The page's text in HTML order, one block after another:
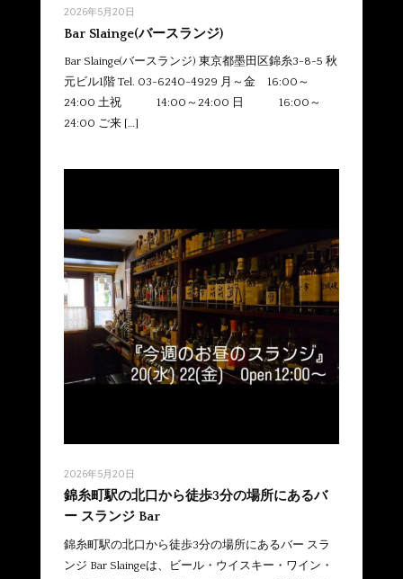
2026年5月20日
Bar Slainge(バースランジ)
Bar Slainge(バースランジ) 東京都墨田区錦糸3-8-5 秋
元ビル1階 Tel. 03-6240-4929 月～金 16:00～
24:00 土祝 14:00～24:00 日 16:00～
24:00 ご来 […]
2026年5月20日
錦糸町駅の北口から徒歩3分の場所にあるバ
ー スランジ Bar
錦糸町駅の北口から徒歩3分の場所にあるバー スラ
ンジ Bar Slaingeは、ビール・ウイスキー・ワイン・